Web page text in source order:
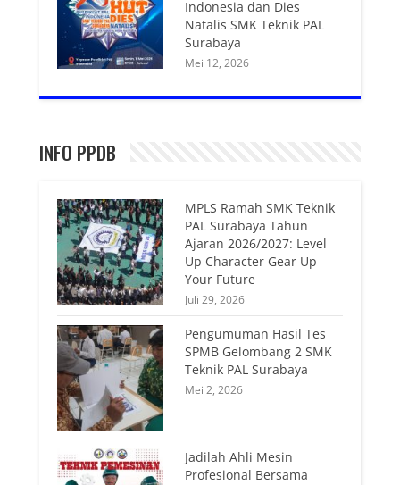
Indonesia dan Dies
Natalis SMK Teknik PAL
Surabaya
Mei 12, 2026
INFO PPDB
MPLS Ramah SMK Teknik
PAL Surabaya Tahun
Ajaran 2026/2027: Level
Up Character Gear Up
Your Future
Juli 29, 2026
Pengumuman Hasil Tes
SPMB Gelombang 2 SMK
Teknik PAL Surabaya
Mei 2, 2026
Jadilah Ahli Mesin
Profesional Bersama